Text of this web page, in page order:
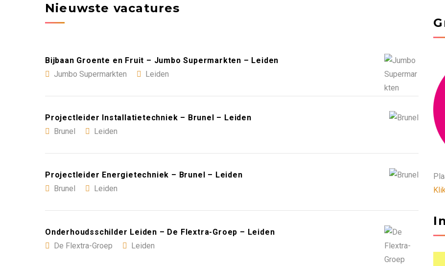
Nieuwste vacatures
Bijbaan Groente en Fruit – Jumbo Supermarkten – Leiden
Jumbo Supermarkten
Leiden
Projectleider Installatietechniek – Brunel – Leiden
Brunel
Leiden
Projectleider Energietechniek – Brunel – Leiden
Brunel
Leiden
Onderhoudsschilder Leiden – De Flextra-Groep – Leiden
De Flextra-Groep
Leiden